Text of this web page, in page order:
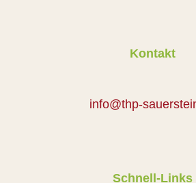
Kontakt
info@thp-
Schnell-Links